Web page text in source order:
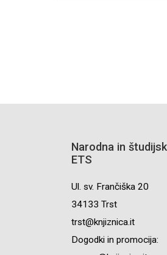
Narodna in
ETS
Ul. sv. Frančiška 20
34133 Trst
trst@knjiznica.it
Dogodki in promocija: